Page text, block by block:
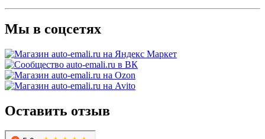
Мы в соцсетях
Оставить отзыв